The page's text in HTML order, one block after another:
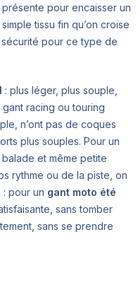
pour encaisser un
tissu fin qu’on croise
pour ce type de
: plus léger, plus souple,
gant racing ou touring
n’ont pas de coques
plus souples. Pour un
et même petite
rythme ou de la piste, on
: pour un gant moto été
sans tomber
sans se prendre